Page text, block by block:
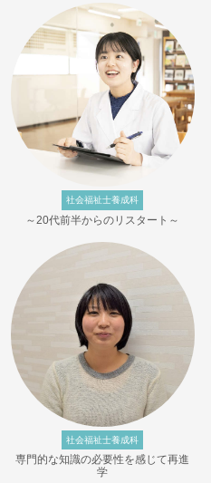
社会福祉士養成科
～20代前半からのリスタート～
社会福祉士養成科
専門的な知識の必要性を感じて再進
学